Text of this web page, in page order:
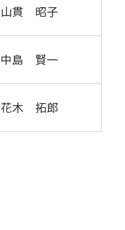
山貫 昭子
中島 賢一
花木 拓郎